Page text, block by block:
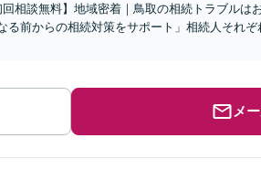
回相談無料】地域密着｜鳥取の相続トラブル
る前からの相続対策をサポート」相続人それ
メ